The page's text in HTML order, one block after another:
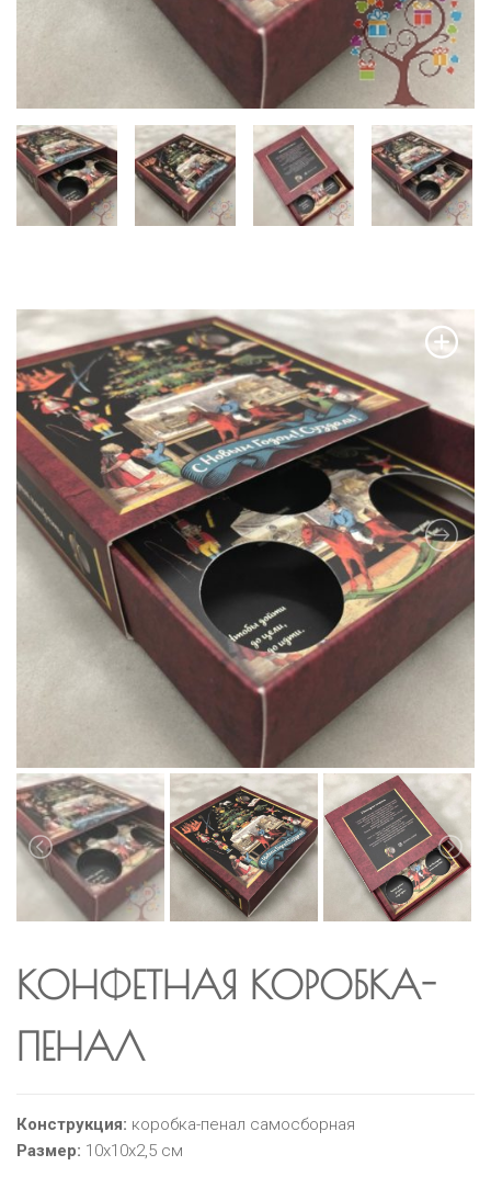
КОНФЕТНАЯ КОРОБКА-
ПЕНАЛ
Конструкция: коробка-пенал самосборная
Размер: 10х10х2,5 см